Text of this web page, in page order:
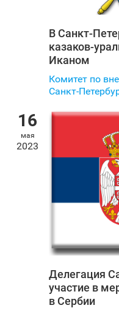
В
казаков-
Иканом
Комитет по
16
мая
2023
Делегация
участие в
в Сербии